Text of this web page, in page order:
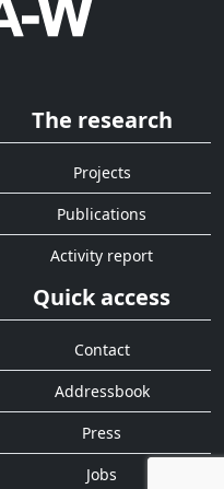
The research
Projects
Publications
Activity report
Quick access
Contact
Addressbook
Press
Jobs